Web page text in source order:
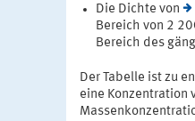
Die Dichte von
Bereich von 2
Bereich des
Der Tabelle ist zu
eine Konzentration